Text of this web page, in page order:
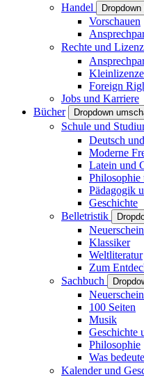
Handel
Vorschauen
Rechte und
Foreign
Jobs und Karriere
Bücher
Dropdown
Schule und
Deutsch
Moderne
Latein und
Pädagogik
Geschichte
Belletristik
Klassiker
Weltliteratur
Zum
Sachbuch
100 Seiten
Musik
Geschichte
Philosophie
Was
Kalender und